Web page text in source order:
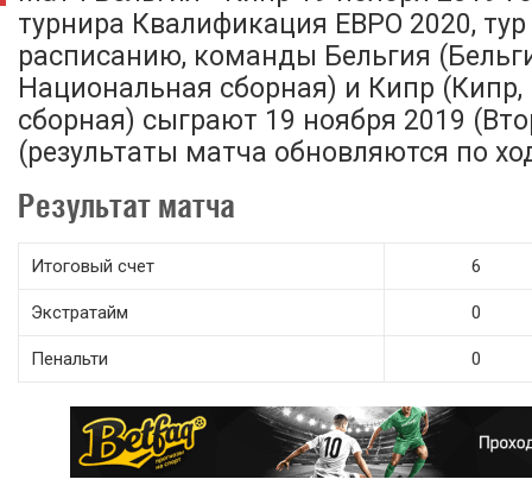
турнира Квалификация ЕВРО 2020,
расписанию, команды Бельгия
Национальная сборная) и Кипр
сборная) сыграют 19 ноября 2019
(результаты матча обновляются по
Результат матча
Итоговый счет 6
Экстратайм 0
Пенальти 0